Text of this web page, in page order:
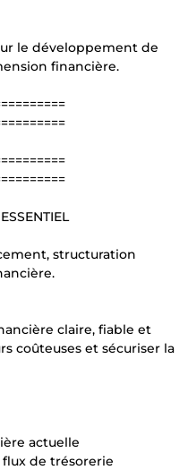
le développement de
financière.
structuration
claire, fiable et
coûteuses et sécuriser la
actuelle
flux de trésorerie